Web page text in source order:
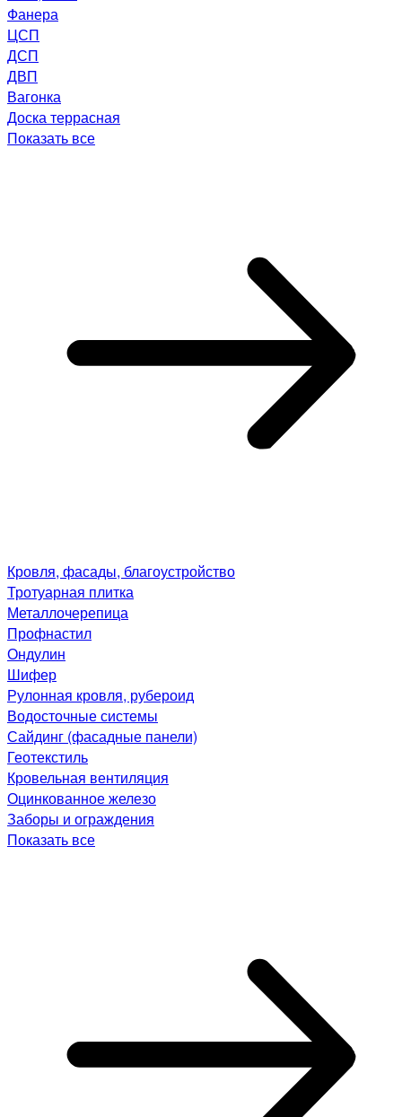
Фанера
ЦСП
ДСП
ДВП
Вагонка
Доска террасная
Показать все
Кровля, фасады, благоустройство
Тротуарная плитка
Металлочерепица
Профнастил
Ондулин
Шифер
Рулонная кровля, рубероид
Водосточные системы
Сайдинг (фасадные панели)
Геотекстиль
Кровельная вентиляция
Оцинкованное железо
Заборы и ограждения
Показать все